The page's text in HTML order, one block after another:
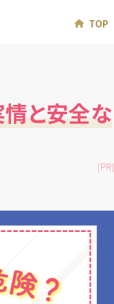
TOP
情と安全な
[PR]